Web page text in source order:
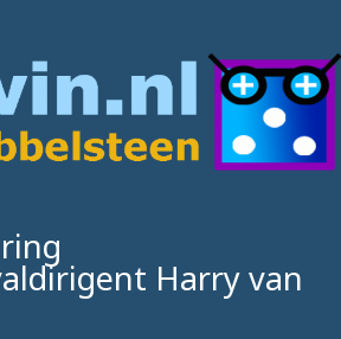
Harry van